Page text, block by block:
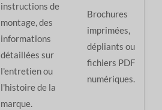
instructions de
montage, des
informations
détaillées sur
l'entretien ou
l'histoire de la
marque.
Brochures
imprimées,
dépliants ou
fichiers PDF
numériques.